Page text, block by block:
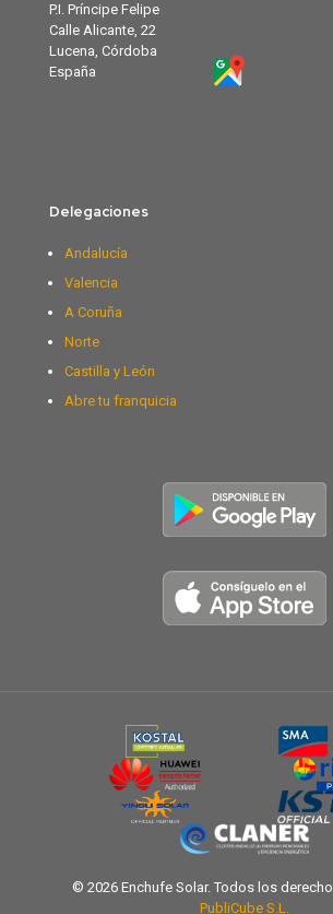
P.I. Príncipe Felipe
Calle Alicante, 22
Lucena, Córdoba
España
Delegaciones
Andalucía
Valencia
A Coruña
Norte
Castilla y León
Abre tu franquicia
© 2026 Enchufe Solar. Todos los
PubliCube S.L.